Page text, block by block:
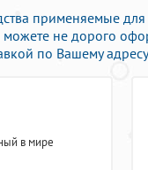
применяемые
можете не дорого
по Вашему
в мире